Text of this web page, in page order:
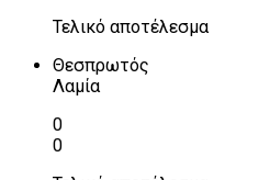
Τελικό αποτέλεσμα
Θεσπρωτός
Λαμία
0
0